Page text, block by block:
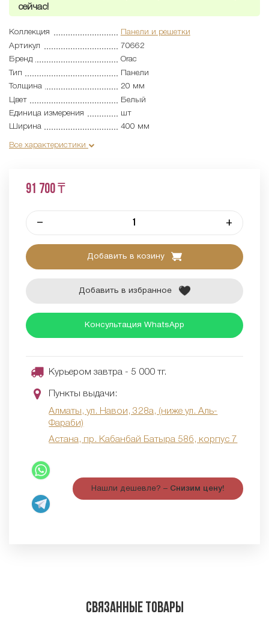
сейчас!
Коллекция
Панели и решетки
Артикул
70662
Бренд
Orac
Тип
Панели
Толщина
20 мм
Цвет
Белый
Единица измерения
шт
Ширина
400 мм
Все характеристики
91 700 ₸
– +
Добавить в козину
Добавить в избранное
Консультация WhatsApp
Курьером завтра - 5 000 тг.
Пункты выдачи:
Алматы, ул. Навои, 328а, (ниже ул. Аль-
Фараби)
Астана, пр. Кабанбай Батыра 58б, корпус 7
Нашли дешевле? – Снизим цену!
Связанные товары